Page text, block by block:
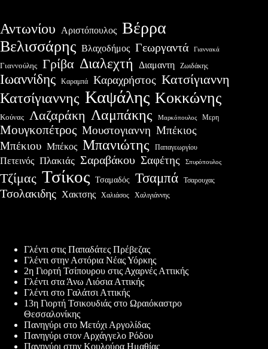
Αντωνίου Αριστόπουλος Βέρρα
Βελισσάρης Βλαχοδήμος Γεωργαντά Γιαννακά
Γιαννούλης Γρίβα Διαλεχτή Διαμαντη Ζωιδάκης
Ιωαννίδης Καραμπά Καραχρήστος Κατσίγιαννη
Κατσίγιαννης Καψάλης Κοκκώνης
Κούνας Λαζαράκη Λαμπάκης Μαρκόπουλος Μερη
Μουγκοπέτρος Μουστογιαννη Μπέκιος
Μπέκιου Μπέκος Μπανιώτης Παπαγεωργίου
Πετεινός Πλακιάς Σαραβάκου Σαφέτης Σπυρόπουλος
Τζίμας Τσίκος Τσαμαδός Τσαμπά Τσαρουχας
Τσολακιδης Χακτσης Χαλιάσος Χαλιγιάννης
Γλέντι στις Παπαδάτες Πρέβεζας
Γλέντι στην Αστόρια Νέας Υόρκης
2η Γιορτή Τσίπουρου στις Αχαρνές Αττικής
Γλέντι στα Άνω Λιόσια Αττικής
Γλέντι στο Γαλάτσι Αττικής
13η Γιορτή Τσικουδιάς στο Ωραιόκαστρο
Θεσσαλονίκης
Πανηγύρι στο Μετόχι Αργολίδας
Πανηγύρι στον Αρχάγγελο Ρόδου
Πανηγύρι στην Κουλούρα Ημαθίας